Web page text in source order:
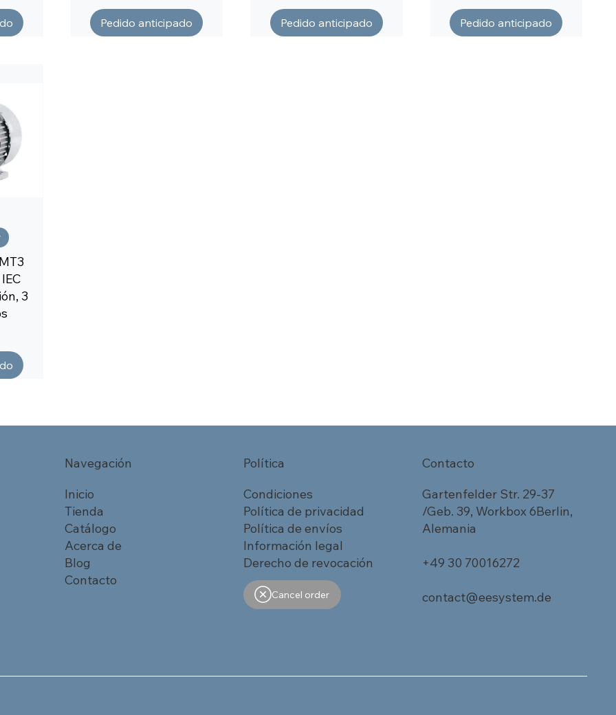
Pedido anticipado Pedido anticipado Pedido anticipado
3
Navegación
Inicio
Tienda
Catálogo
Acerca de
Blog
Contacto
Política
Condiciones
Política de privacidad
Política de envíos
Información legal
Derecho de revocación
Cancel order
Contacto
Gartenfelder Str. 29-37
/Geb. 39, Workbox 6Berlin,
Alemania
+49 30 70016272
contact@eesystem.de